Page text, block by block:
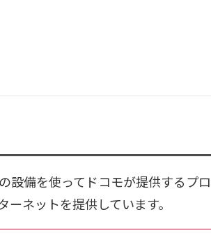
設備を使ってドコモが提供するプ
ネットを提供しています。